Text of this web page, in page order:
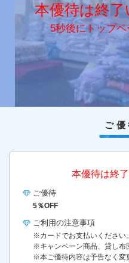
本優待は終了
5秒後にトップ
ご
本優待は終
ご優待
5％OFF
ご利用の注意事項
※カードでお支払いください。
※キャンペーン商品、貸し布
※本ご優待内容は予告なく変